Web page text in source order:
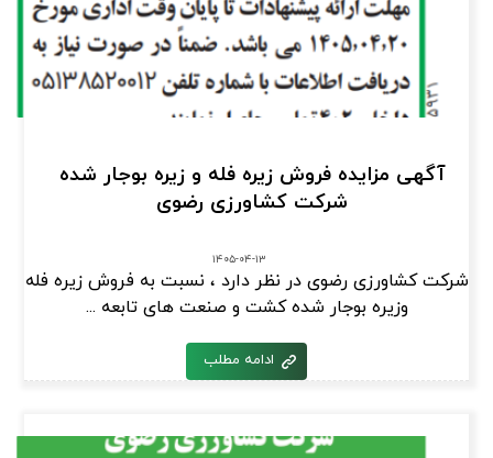
آگهی مزایده فروش زیره فله و زیره بوجار شده
شرکت کشاورزی رضوی
۱۴۰۵-۰۴-۱۳
شرکت کشاورزی رضوی در نظر دارد ، نسبت به فروش زیره فله
وزیره بوجار شده کشت و صنعت های تابعه ...
ادامه مطلب